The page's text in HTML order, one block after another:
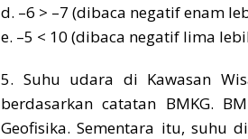
d. –6 > –7 (dibaca negatif enam
e. –5 < 10 (dibaca negatif lima
5. Suhu udara di Kawasan
berdasarkan catatan BMKG.
Geofisika. Sementara itu, suhu